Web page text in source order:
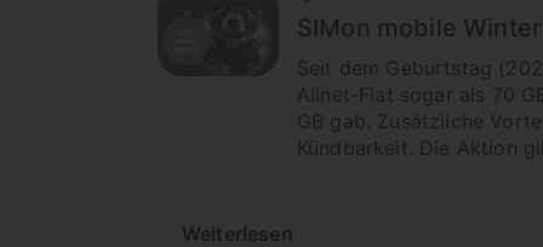
SIMon mobile
Seit dem Geburtstag
Allnet-Flat sogar als 70
GB gab. Zusätzliche
Kündbarkeit. Die Aktion
Weiterlesen